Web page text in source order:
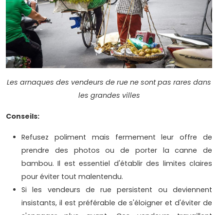
Les arnaques des vendeurs de rue ne sont pas rares dans
les grandes villes
Conseils:
Refusez poliment mais fermement leur offre de
prendre des photos ou de porter la canne de
bambou. Il est essentiel d'établir des limites claires
pour éviter tout malentendu.
Si les vendeurs de rue persistent ou deviennent
insistants, il est préférable de s'éloigner et d'éviter de